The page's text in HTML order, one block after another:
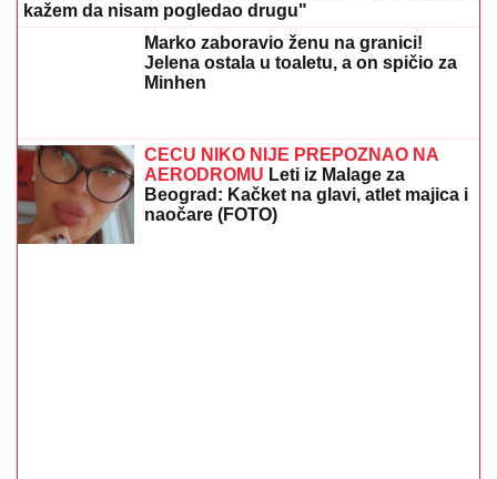
kažem da nisam pogledao drugu"
Marko zaboravio ženu na granici!
Jelena ostala u toaletu, a on spičio za
Minhen
CECU NIKO NIJE PREPOZNAO NA
AERODROMU Leti iz Malage za
Beograd: Kačket na glavi, atlet majica i
naočare (FOTO)